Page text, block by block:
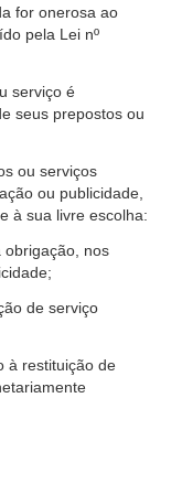
for onerosa ao
pela Lei nº
serviço é
seus prepostos ou
ou serviços
ou publicidade,
à sua livre escolha:
obrigação, nos
de serviço
à restituição de